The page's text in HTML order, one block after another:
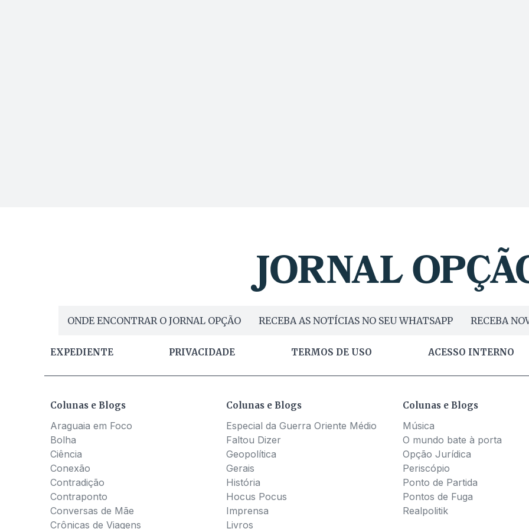
ONDE ENCONTRAR O JORNAL OPÇÃO RECEBA AS NOTÍCIAS NO SEU WHATSAPP RECEBA
EXPEDIENTE PRIVACIDADE TERMOS DE USO ACESSO INTERNO
Colunas e Blogs
Araguaia em Foco
Bolha
Ciência
Conexão
Contradição
Contraponto
Conversas de Mãe
Crônicas de Viagens
Colunas e Blogs
Especial da Guerra Oriente Médio
Faltou Dizer
Geopolítica
Gerais
História
Hocus Pocus
Imprensa
Livros
Colunas e Blogs
Música
O mundo bate à porta
Opção Jurídica
Periscópio
Ponto de Partida
Pontos de Fuga
Realpolitik